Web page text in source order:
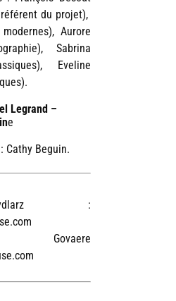
du projet),
Aurore
Sabrina
Eveline
Legrand –
e
Cathy Beguin.
: